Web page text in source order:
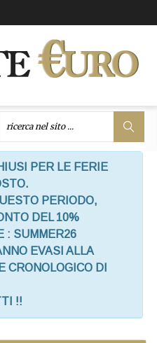
PER LE FERIE
PERIODO,
DEL 10%
: SUMMER26
EVASI ALLA
CRONOLOGICO DI
!!